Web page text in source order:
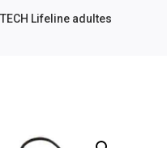
Lifeline adultes